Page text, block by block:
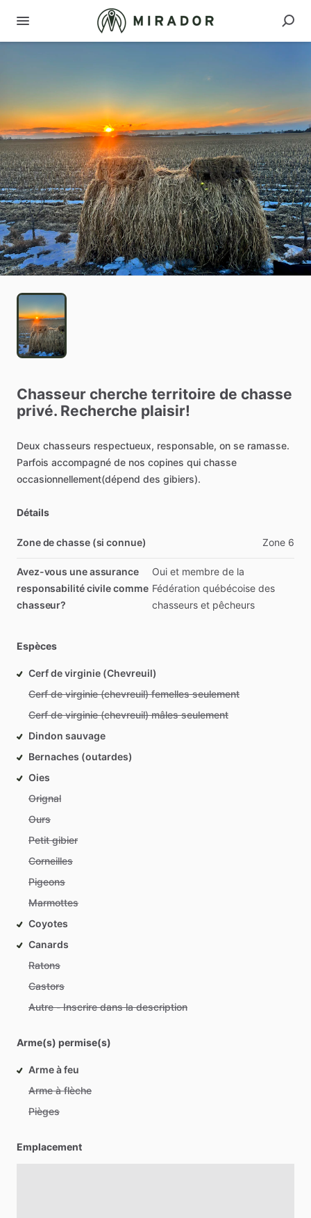
Chasseur cherche territoire de chasse
privé. Recherche plaisir!
Deux chasseurs respectueux, responsable, on se ramasse.
Parfois accompagné de nos copines qui chasse
occasionnellement(dépend des gibiers).
Détails
Zone de chasse (si connue) Zone 6
Avez-vous une assurance
responsabilité civile comme
chasseur?
Oui et membre de la
Fédération québécoise des
chasseurs et pêcheurs
Espèces
Cerf de virginie (Chevreuil)
Cerf de virginie (chevreuil) femelles seulement
Cerf de virginie (chevreuil) mâles seulement
Dindon sauvage
Bernaches (outardes)
Oies
Orignal
Ours
Petit gibier
Corneilles
Pigeons
Marmottes
Coyotes
Canards
Ratons
Castors
Autre - Inscrire dans la description
Arme(s) permise(s)
Arme à feu
Arme à flèche
Pièges
Emplacement